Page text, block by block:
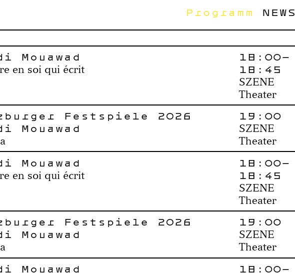
Programm NEWS
Mouawad
en soi qui écrit
18:00–
18:45
SZENE
Theater
Festspiele 2026
Mouawad
19:00
SZENE
Theater
Mouawad
en soi qui écrit
18:00–
18:45
SZENE
Theater
Festspiele 2026
Mouawad
19:00
SZENE
Theater
Mouawad
18:00–